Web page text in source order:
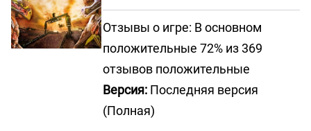
Отзывы о игре: В основном
положительные 72% из 369
отзывов положительные
Версия: Последняя версия
(Полная)